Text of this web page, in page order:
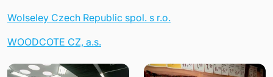
Wolseley Czech Republic spol. s r.o.
WOODCOTE CZ, a.s.